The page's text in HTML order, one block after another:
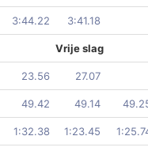
3:44.22 3:41.18
Vrije slag
23.56 27.07
49.42 49.14
1:32.38 1:23.45